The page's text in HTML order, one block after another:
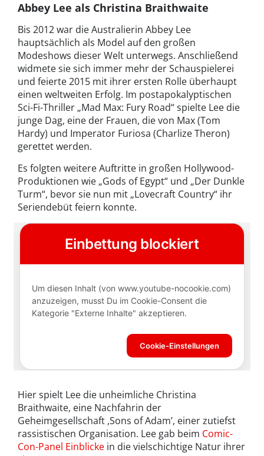
Abbey Lee als Christina Braithwaite
Bis 2012 war die Australierin Abbey Lee
hauptsächlich als Model auf den großen
Modeshows dieser Welt unterwegs. Anschließend
widmete sie sich immer mehr der Schauspielerei
und feierte 2015 mit ihrer ersten Rolle überhaupt
einen weltweiten Erfolg. Im postapokalyptischen
Sci-Fi-Thriller „Mad Max: Fury Road“ spielte Lee die
junge Dag, eine der Frauen, die von Max (Tom
Hardy) und Imperator Furiosa (Charlize Theron)
gerettet werden.
Es folgten weitere Auftritte in großen Hollywood-
Produktionen wie „Gods of Egypt“ und „Der Dunkle
Turm“, bevor sie nun mit „Lovecraft Country“ ihr
Seriendebüt feiern konnte.
Hier spielt Lee die unheimliche Christina
Braithwaite, eine Nachfahrin der
Geheimgesellschaft ,Sons of Adam’, einer zutiefst
rassistischen Organisation. Lee gab beim Comic-
Con-Panel Einblicke in die vielschichtige Natur ihrer